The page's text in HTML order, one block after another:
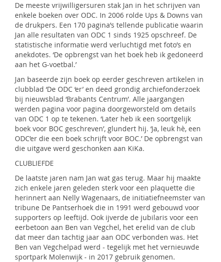
De meeste vrijwilligersuren stak Jan in het schrijven van
enkele boeken over ODC. In 2006 rolde Ups & Downs van
de drukpers. Een 170 pagina’s tellende publicatie waarin
Jan alle resultaten van ODC 1 sinds 1925 opschreef. De
statistische informatie werd verluchtigd met foto’s en
anekdotes. ‘De opbrengst van het boek heb ik gedoneerd
aan het G-voetbal.’
Jan baseerde zijn boek op eerder geschreven artikelen in
clubblad ‘De ODC ‘er’ en deed grondig archiefonderzoek
bij nieuwsblad ‘Brabants Centrum’. Alle jaargangen
werden pagina voor pagina doorgeworsteld om details
van ODC 1 op te tekenen. ‘Later heb ik een soortgelijk
boek voor BOC geschreven’, glundert hij. ‘Ja, leuk hè, een
ODC’er die een boek schrijft voor BOC.’ De opbrengst van
die uitgave werd geschonken aan KiKa.
CLUBLIEFDE
De laatste jaren nam Jan wat gas terug. Maar hij maakte
zich enkele jaren geleden sterk voor een plaquette die
herinnert aan Nelly Wagenaars, de initiatiefneemster van
tribune De Pantserhoek die in 1991 werd gebouwd voor
supporters op leeftijd. Ook ijverde de jubilaris voor een
eerbetoon aan Ben van Vegchel, het erelid van de club
dat meer dan tachtig jaar aan ODC verbonden was. Het
Ben van Vegchelpad werd - tegelijk met het vernieuwde
sportpark Molenwijk - in 2017 gebruik genomen.